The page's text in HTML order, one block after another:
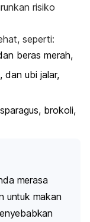
risiko
seperti:
beras merah,
dan ubi jalar,
brokoli,
merasa
untuk makan